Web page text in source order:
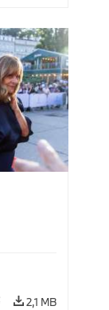
2,1 MB